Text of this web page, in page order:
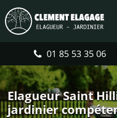
01 85 53 35 06
Elagueur Saint
jardinier